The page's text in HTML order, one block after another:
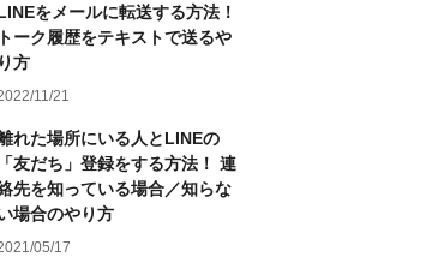
をメールに転送する方法！
トーク履歴をテキストで送るや
り方
11/21
れた場所にいる人とLINEの
「友だち」登録をする方法！ 連
先を知っている場合／知らな
場合のやり方
05/17